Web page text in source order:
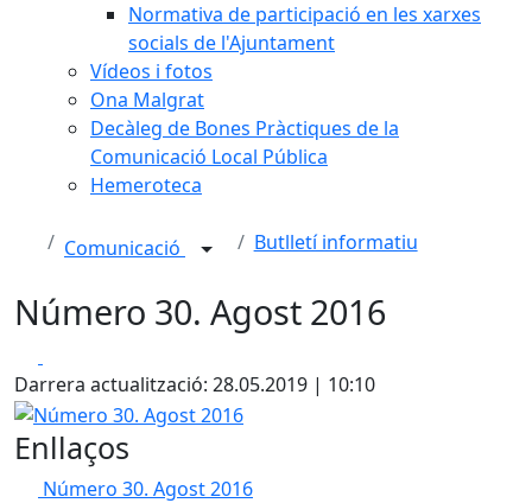
Normativa de participació en les xarxes
socials de l'Ajuntament
Vídeos i fotos
Ona Malgrat
Decàleg de Bones Pràctiques de la
Comunicació Local Pública
Hemeroteca
Comunicació Butlletí informatiu
Número 30. Agost 2016
Darrera actualització: 28.05.2019 | 10:10
Número 30. Agost 2016
Enllaços
Número 30. Agost 2016